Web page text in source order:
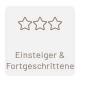
Einsteiger &
Fortgeschrittene